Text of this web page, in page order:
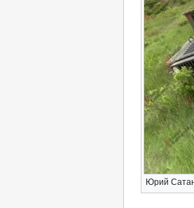
Юрий